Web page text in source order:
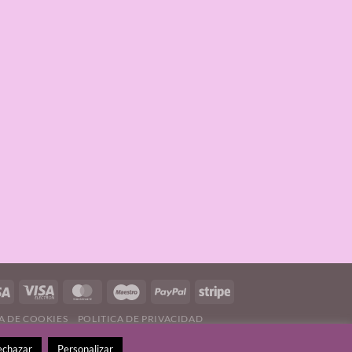
DE COOKIES
POLITICA DE PRIVACIDAD
Personalizar